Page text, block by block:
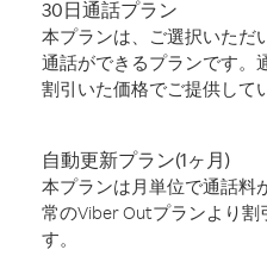
30日通話プラン
本プランは、ご選択いただ
通話ができるプランです。
割引いた価格でご提供して
自動更新プラン(1ヶ月)
本プランは月単位で通話料
常のViber Outプランより
す。